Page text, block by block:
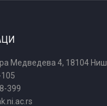
Медведева 4, 18104 Ниш
399